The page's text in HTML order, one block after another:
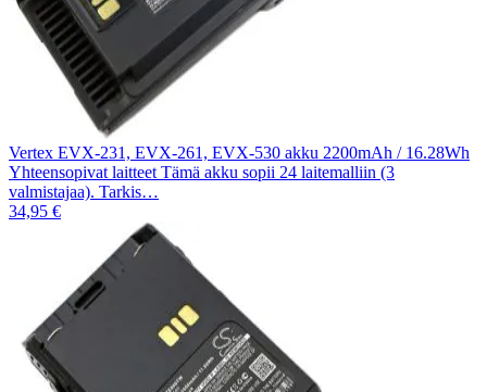
Vertex EVX-231, EVX-261, EVX-530 akku 2200mAh / 16.28Wh
Yhteensopivat laitteet Tämä akku sopii 24 laitemalliin (3
valmistajaa). Tarkis…
34,95 €